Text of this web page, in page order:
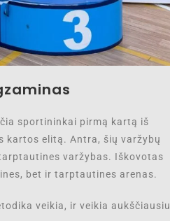
sportininkai pirmą kartą iš
kartos elitą. Antra, šių varžybų
varžybas. Iškovotas
bet ir tarptautines arenas.
veikia, ir veikia aukščiausiu